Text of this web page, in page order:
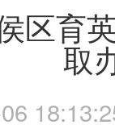
区育
取